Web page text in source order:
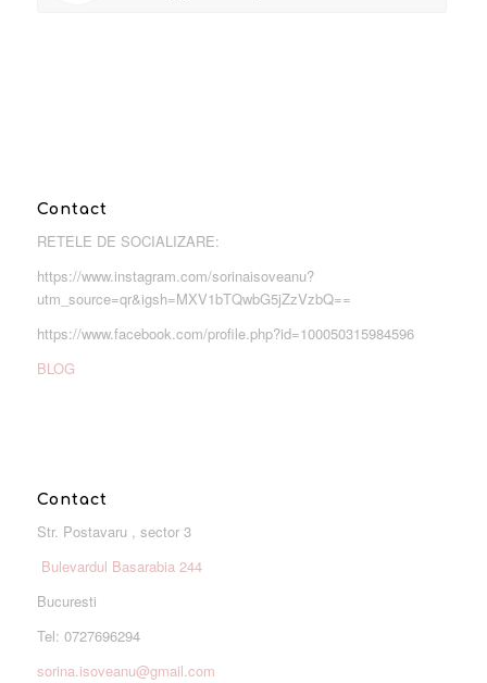
Contact
RETELE DE SOCIALIZARE:
https://www.instagram.com/sorinaisoveanu?
utm_source=qr&igsh=MXV1bTQwbG5jZzVzbQ==
https://www.facebook.com/profile.php?id=100050315984596
BLOG
Contact
Str. Postavaru , sector 3
Bulevardul Basarabia 244
Bucuresti
Tel: 0727696294
sorina.isoveanu@gmail.com